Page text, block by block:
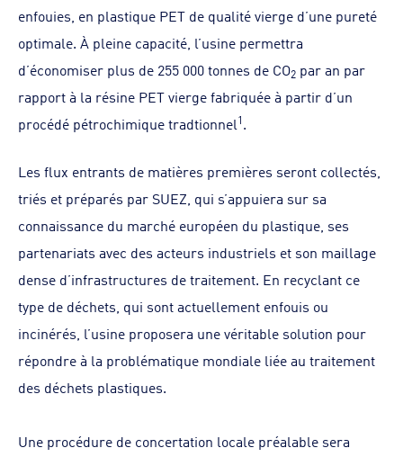
enfouies, en plastique PET de qualité vierge d’une pureté
optimale. À pleine capacité, l’usine permettra
d’économiser plus de 255 000 tonnes de CO2 par an par
rapport à la résine PET vierge fabriquée à partir d’un
procédé pétrochimique tradtionnel1.
Les flux entrants de matières premières seront collectés,
triés et préparés par SUEZ, qui s’appuiera sur sa
connaissance du marché européen du plastique, ses
partenariats avec des acteurs industriels et son maillage
dense d’infrastructures de traitement. En recyclant ce
type de déchets, qui sont actuellement enfouis ou
incinérés, l’usine proposera une véritable solution pour
répondre à la problématique mondiale liée au traitement
des déchets plastiques.
Une procédure de concertation locale préalable sera